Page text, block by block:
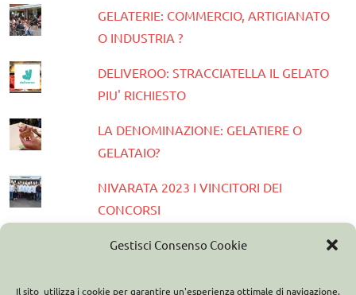
Gestisci Consenso Cookie
Il sito utilizza i cookie per garantire un'esperienza ottimale di navigazione.
GELATERIE: COMMERCIO, ARTIGIANATO
O INDUSTRIA ?
DELIVEROO: STRACCIATELLA IL GELATO
PIU' RICHIESTO
LA DENOMINAZIONE: GELATIERE O
GELATAIO?
NIVARATA 2023 I VINCITORI DEI
CONCORSI
PRESENTATA LA GUIDA GELATERIE